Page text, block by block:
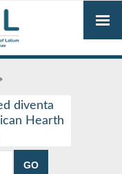
diventa
Hearth